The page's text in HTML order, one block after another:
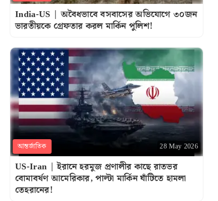
India-US | অবৈধভাবে বসবাসের অভিযোগে ৩০জন
ভারতীয়কে গ্রেফতার করল মার্কিন পুলিশ!
আন্তর্জাতিক 28 May 2026
US-Iran | ইরানে হরমুজ প্রণালীর কাছে রাতভর
বোমাবর্ষণ আমেরিকার, পাল্টা মার্কিন ঘাঁটিতে হামলা
তেহরানের!